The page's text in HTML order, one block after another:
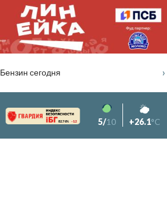
Бензин сегодня ›
82.76% -1.2 5/10 +26.1°C